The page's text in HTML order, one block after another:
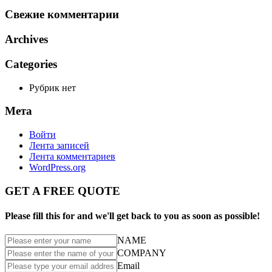
Свежие комментарии
Archives
Categories
Рубрик нет
Мета
Войти
Лента записей
Лента комментариев
WordPress.org
GET A FREE QUOTE
Please fill this for and we'll get back to you as soon as possible!
NAME
COMPANY
Email